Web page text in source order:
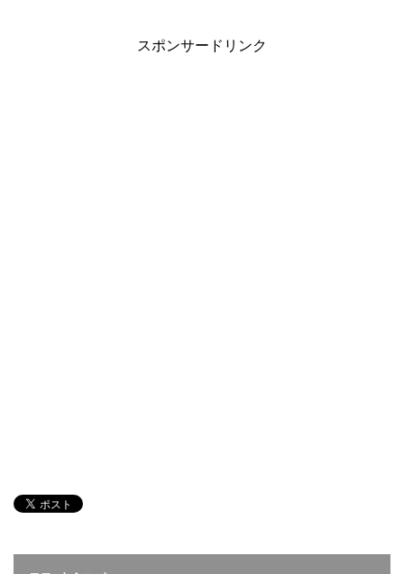
スポンサードリンク